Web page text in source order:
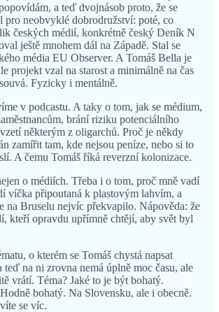
a teď dvojnásob proto, že se
neobvyklé dobrodružství: poté, co
českých médií, konkrétně český Deník N
ještě mnohem dál na Západě. Stal se
média EU Observer. A Tomáš Bella je
projekt vzal na starost a minimálně na čas
Fyzicky i mentálně.
v podcastu. A taky o tom, jak se médium,
brání riziku potenciálního
některým z oligarchů. Proč je někdy
zamířit tam, kde nejsou peníze, nebo si to
A čemu Tomáš říká reverzní kolonizace.
o médiích. Třeba i o tom, proč mně vadí
víčka připoutaná k plastovým lahvím, a
na Bruselu nejvíc překvapilo. Nápověda: že
kteří opravdu upřímně chtějí, aby svět byl
o kterém se Tomáš chystá napsat
na ni zrovna nemá úplně moc času, ale
vrátí. Téma? Jaké to je být bohatý.
bohatý. Na Slovensku, ale i obecně.
se víc.